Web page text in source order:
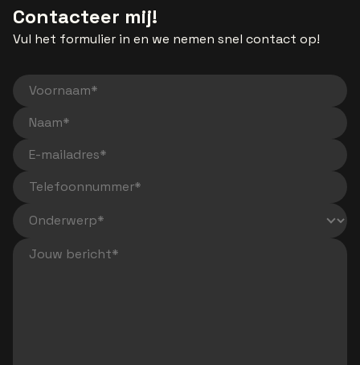
Contacteer mij!
Vul het formulier in en we nemen snel contact op!